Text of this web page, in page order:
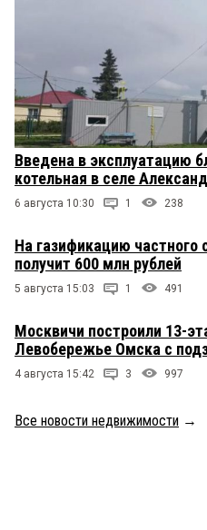
Введена в эксплуатацию
котельная в селе
6 августа 10:30 1 238
На газификацию частного
получит 600 млн рублей
5 августа 15:03 1 491
Москвичи построили 13-
Левобережье Омска с
4 августа 15:42 3 997
Все новости недвижимости →